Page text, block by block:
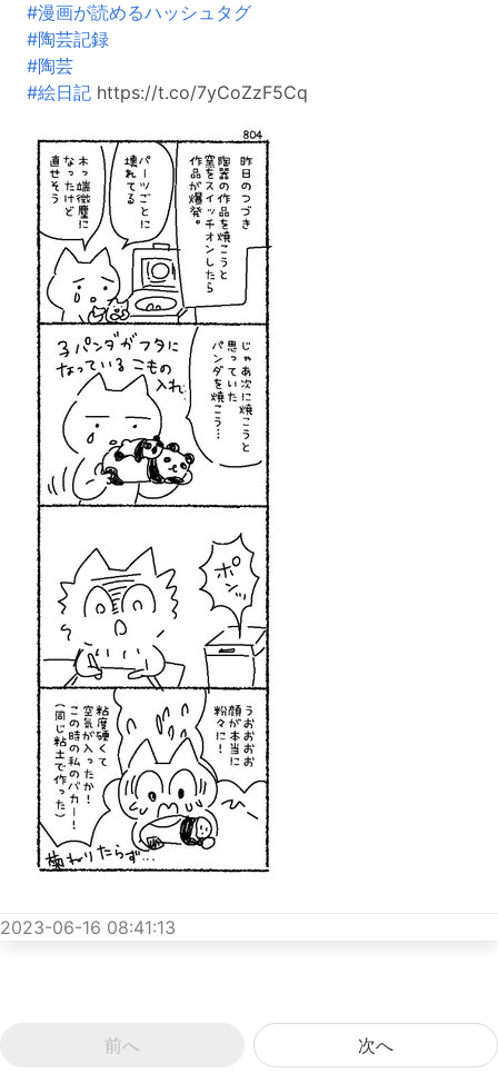
#漫画が読めるハッシュタグ
#陶芸記録
#陶芸
#絵日記 https://t.co/7yCoZzF5Cq
2023-06-16 08:41:13
前へ 次へ